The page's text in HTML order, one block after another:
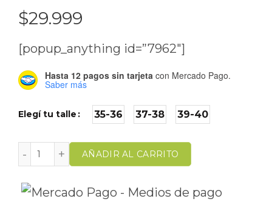
$29.999
[popup_anything id=”7962″]
Hasta 12 pagos sin tarjeta con Mercado Pago.
Saber más
Elegí tu talle 35-36 37-38 39-40
AÑADIR AL CARRITO